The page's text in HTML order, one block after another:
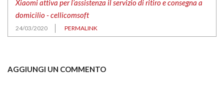
Xiaomi attiva per l’assistenza il servizio di ritiro e consegna a
domicilio - cellicomsoft
24/03/2020 PERMALINK
AGGIUNGI UN COMMENTO